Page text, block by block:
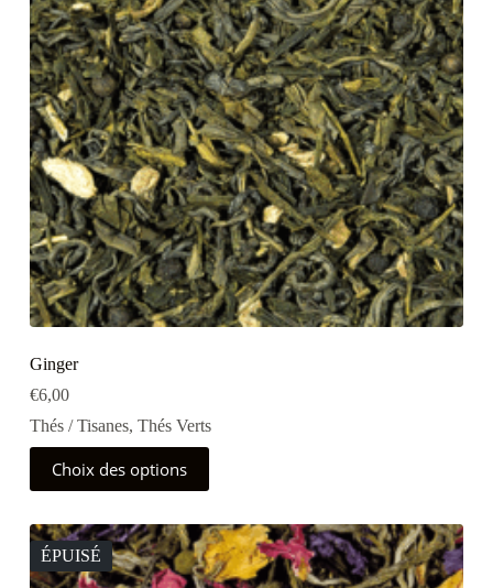
sur
la
page
du
produit
Ginger
€6,00
Thés / Tisanes, Thés Verts
Choix des options
Ce
produit
a
variations.
Les
options
ÉPUISÉ